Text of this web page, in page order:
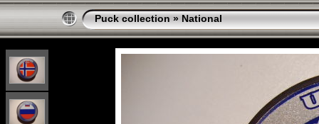
Puck collection » National